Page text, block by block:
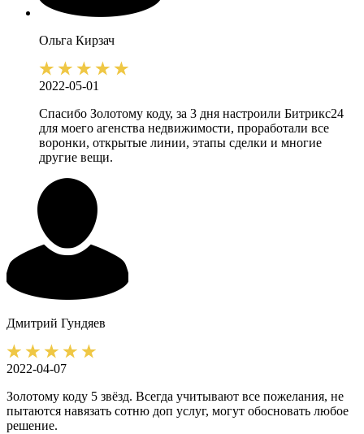
Ольга Кирзач
2022-05-01
Спасибо Золотому коду, за 3 дня настроили Битрикс24
для моего агенства недвижимости, проработали все
воронки, открытые линии, этапы сделки и многие
другие вещи.
Дмитрий Гундяев
2022-04-07
Золотому коду 5 звёзд. Всегда учитывают все пожелания, не
пытаются навязать сотню доп услуг, могут обосновать любое
решение.